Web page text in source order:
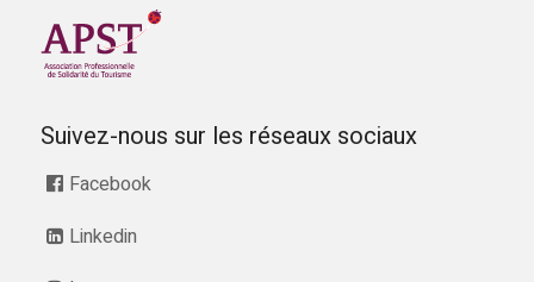
Suivez-nous sur les réseaux sociaux
Facebook
Linkedin